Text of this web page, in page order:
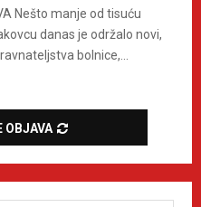
Nešto manje od tisuću
danas je održalo novi,
bolnice,...
OBJAVA